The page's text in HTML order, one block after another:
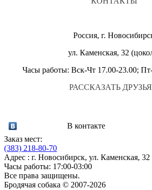
Россия, г.
ул. Каменская, 32
Часы работы: Вск-Чт 17.00-23.00;
РАССКАЗАТЬ
В контакте
Заказ мест:
(383) 218-80-70
Адрес : г. Новосибирск, ул. Каменская, 32
Часы работы: 17:00-03:00
Все права защищены.
Бродячая собака © 2007-2026